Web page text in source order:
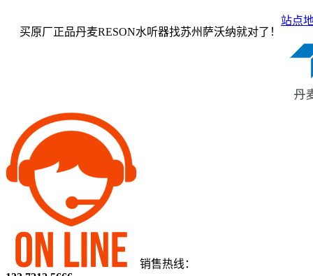
买原厂正品丹麦RESON水听器找苏州萨沃纳就对了！
站点
销售热线：